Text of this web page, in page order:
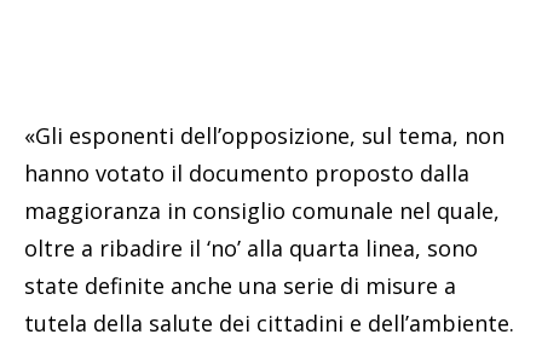
«Gli esponenti dell’opposizione, sul tema, non
hanno votato il documento proposto dalla
maggioranza in consiglio comunale nel quale,
oltre a ribadire il ‘no’ alla quarta linea, sono
state definite anche una serie di misure a
tutela della salute dei cittadini e dell’ambiente.